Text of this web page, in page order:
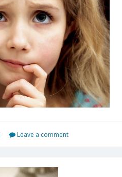
Leave a comment